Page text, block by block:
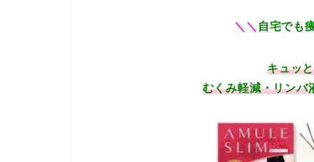
＼ ＼ 自宅でも
キュッ
むくみ軽減・リン